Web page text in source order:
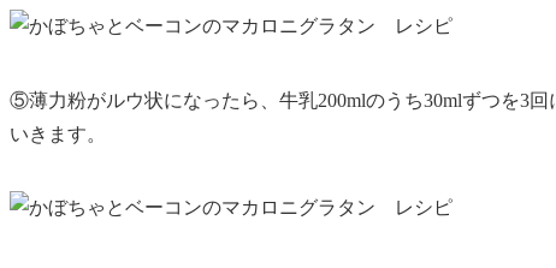
⑤薄力粉がルウ状になったら、牛乳200mlのうち30mlずつを3
いきます。